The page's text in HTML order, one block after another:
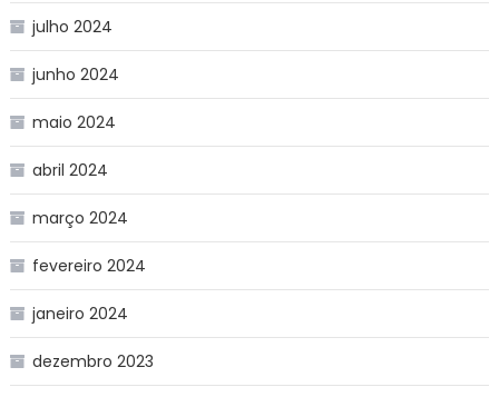
julho 2024
junho 2024
maio 2024
abril 2024
março 2024
fevereiro 2024
janeiro 2024
dezembro 2023